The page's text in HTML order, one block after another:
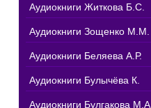
Аудиокниги Житкова Б.С.
Аудиокниги Зощенко М.М.
Аудиокниги Беляева А.Р.
Аудиокниги Булычёва К.
Аудиокниги Булгакова М.А.